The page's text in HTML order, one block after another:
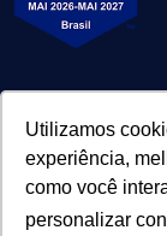
Utilizamos
experiência,
como você
personalizar